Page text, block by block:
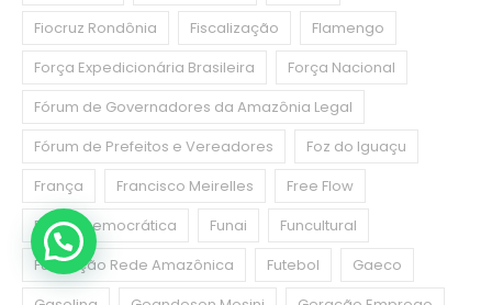
Fiocruz Rondônia
Fiscalização
Flamengo
Força Expedicionária Brasileira
Força Nacional
Fórum de Governadores da Amazônia Legal
Fórum de Prefeitos e Vereadores
Foz do Iguaçu
França
Francisco Meirelles
Free Flow
Frente Democrática
Funai
Funcultural
Fundação Rede Amazônica
Futebol
Gaeco